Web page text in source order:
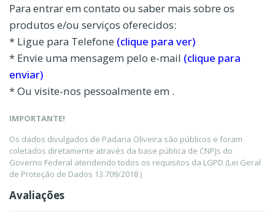
Para entrar em contato ou saber mais sobre os
produtos e/ou serviços oferecidos:
* Ligue para Telefone (clique para ver)
* Envie uma mensagem pelo e-mail (clique para
enviar)
* Ou visite-nos pessoalmente em .
IMPORTANTE!
Os dados divulgados de Padaria Oliveira são públicos e foram
coletados diretamente através da base pública de CNPJs do
Governo Federal atendendo todos os requisitos da LGPD (Lei Geral
de Proteção de Dados 13.709/2018 )
Avaliações